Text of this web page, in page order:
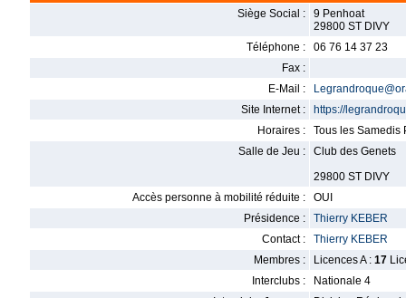
Siège Social :
9 Penhoat
29800 ST DIVY
Téléphone :
06 76 14 37 23
Fax :
E-Mail :
Site Internet :
https://
Horaires :
Tous les Samedis
Salle de Jeu :
Club des Genets
29800 ST DIVY
Accès personne à mobilité réduite :
OUI
Présidence :
Thierry KEBER
Contact :
Thierry KEBER
Membres :
Licences A : 17
Interclubs :
Nationale 4